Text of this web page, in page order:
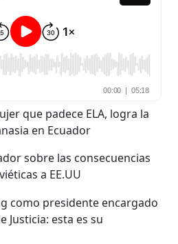
que padece ELA, logra la
en Ecuador
sobre las consecuencias
a EE.UU
como presidente encargado
Justicia: esta es su